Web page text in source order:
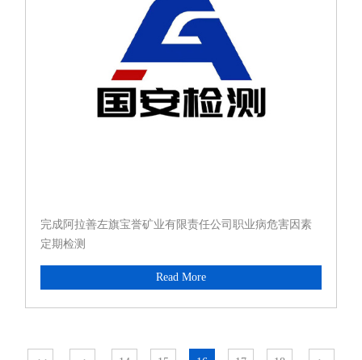
完成阿拉善左旗宝誉矿业有限责任公司职业病危害因素
定期检测
Read More